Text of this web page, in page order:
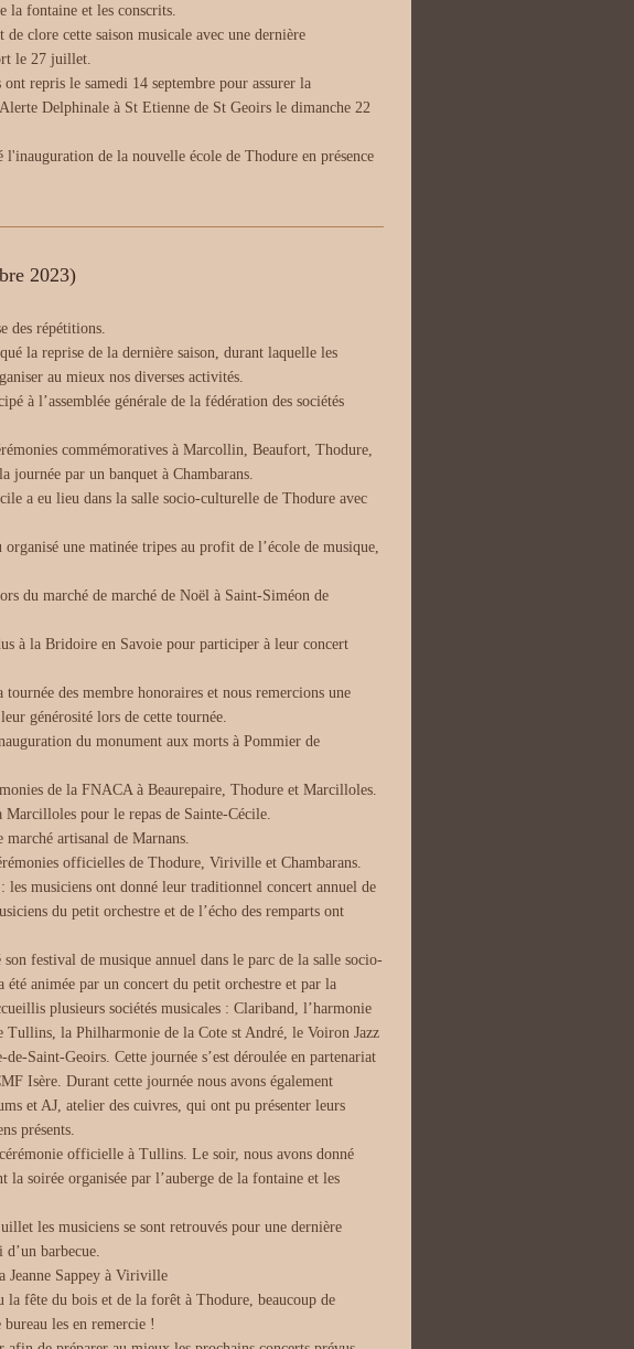
la fontaine et les conscrits.
clore cette saison musicale avec une dernière
le 27 juillet.
repris le samedi 14 septembre pour assurer la
Delphinale à St Etienne de St Geoirs le dimanche 22
de la nouvelle école de Thodure en présence
2023)
des répétitions.
la reprise de la dernière saison, durant laquelle les
au mieux nos diverses activités.
à l’assemblée générale de la fédération des sociétés
commémoratives à Marcollin, Beaufort, Thodure,
par un banquet à Chambarans.
a eu lieu dans la salle socio-culturelle de Thodure avec
une matinée tripes au profit de l’école de musique,
du marché de marché de Noël à Saint-Siméon de
à la Bridoire en Savoie pour participer à leur concert
des membre honoraires et nous remercions une
générosité lors de cette tournée.
du monument aux morts à Pommier de
de la FNACA à Beaurepaire, Thodure et Marcilloles.
pour le repas de Sainte-Cécile.
artisanal de Marnans.
officielles de Thodure, Viriville et Chambarans.
les musiciens ont donné leur traditionnel concert annuel de
du petit orchestre et de l’écho des remparts ont
festival de musique annuel dans le parc de la salle socio-
animée par un concert du petit orchestre et par la
plusieurs sociétés musicales : Clariband, l’harmonie
Tullins, la Philharmonie de la Cote st André, le Voiron Jazz
Saint-Geoirs. Cette journée s’est déroulée en partenariat
Isère. Durant cette journée nous avons également
et AJ, atelier des cuivres, qui ont pu présenter leurs
présents.
officielle à Tullins. Le soir, nous avons donné
soirée organisée par l’auberge de la fontaine et les
les musiciens se sont retrouvés pour une dernière
barbecue.
Jeanne Sappey à Viriville
fête du bois et de la forêt à Thodure, beaucoup de
les en remercie !